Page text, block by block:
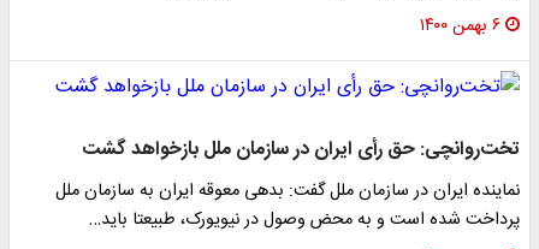
۶ بهمن ۱۴۰۰
تخت‌روانچی: حق رأی ایران در سازمان ملل بازخواهد گشت
نماینده ایران در سازمان ملل گفت: بدهی معوقه ایران به سازمان ملل
پرداخت شده است و به محض وصول در نیویورک، طبیعتا باید…